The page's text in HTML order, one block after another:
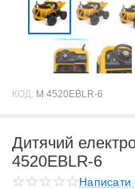
КОД: M 4520EBLR-6
Дитячий
4520EBLR-6
Написати